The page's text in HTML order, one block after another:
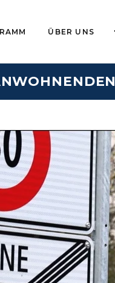
ÜBER UNS